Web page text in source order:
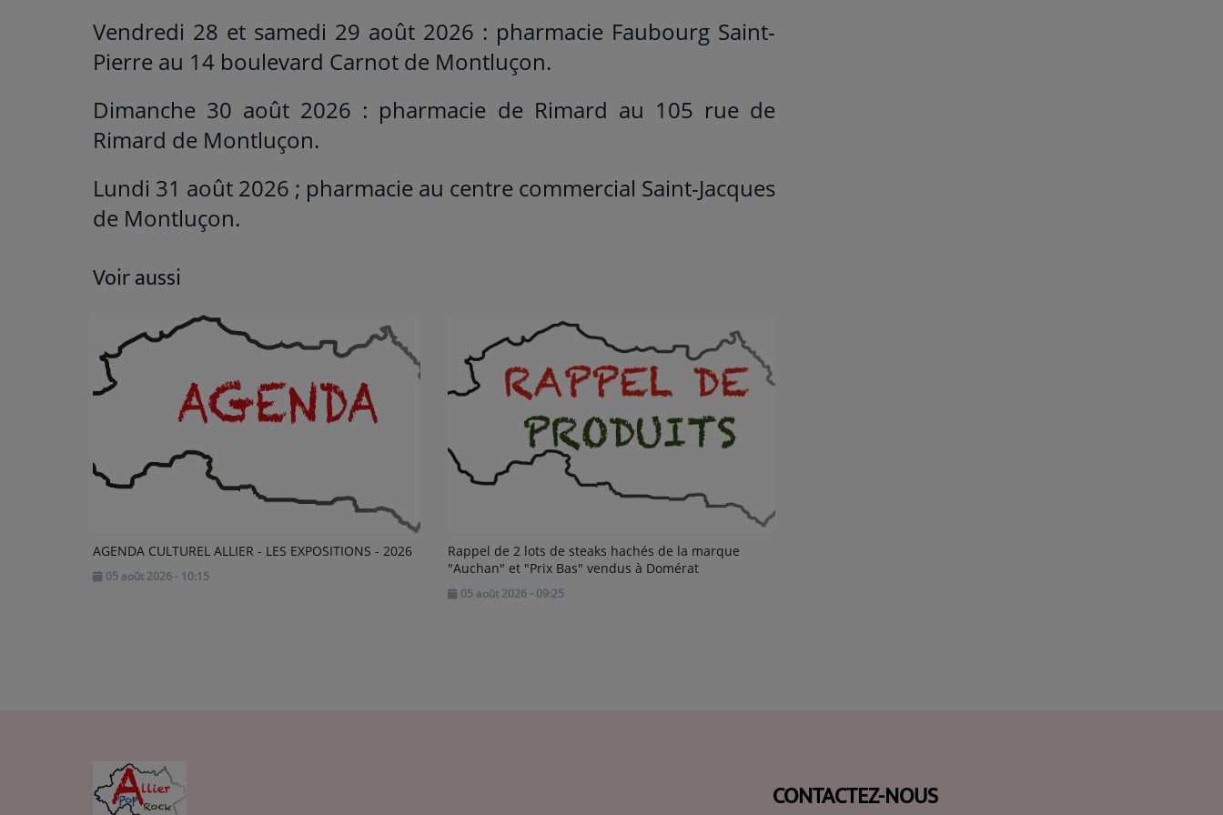
Vendredi 28 et samedi 29 août 2026 : pharmacie Faubourg Saint-
Pierre au 14 boulevard Carnot de Montluçon.
Dimanche 30 août 2026 : pharmacie de Rimard au 105 rue de
Rimard de Montluçon.
Lundi 31 août 2026 ; pharmacie au centre commercial Saint-Jacques
de Montluçon.
Voir aussi
AGENDA CULTUREL ALLIER - LES EXPOSITIONS - 2026
05 août 2026 - 10:15
Rappel de 2 lots de steaks hachés de la marque
"Auchan" et "Prix Bas" vendus à Domérat
05 août 2026 - 09:25
CONTACTEZ-NOUS